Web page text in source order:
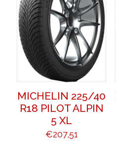
MICHELIN 225/40
R18 PILOT ALPIN
5 XL
€207,51